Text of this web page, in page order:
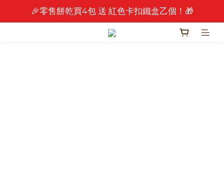
🎉 2026 中秋早鳥優惠中 🎉
🎉零售餅乾買4包 送 紅色卡扣鐵盒乙個！🎁
🎉 2026 中秋早鳥優惠中 🎉